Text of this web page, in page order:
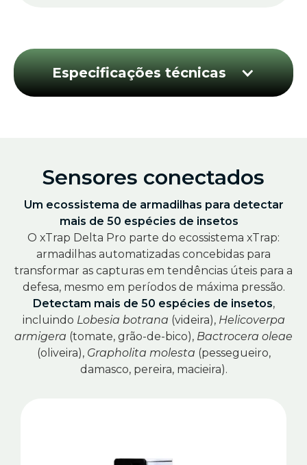
Especificações técnicas
Sensores conectados
Um ecossistema de armadilhas para detectar
mais de 50 espécies de insetos
O xTrap Delta Pro parte do ecossistema xTrap:
armadilhas automatizadas concebidas para
transformar as capturas em tendências úteis para a
defesa, mesmo em períodos de máxima pressão.
Detectam mais de 50 espécies de insetos,
incluindo Lobesia botrana (videira), Helicoverpa
armigera (tomate, grão-de-bico), Bactrocera oleae
(oliveira), Grapholita molesta (pessegueiro,
damasco, pereira, macieira).